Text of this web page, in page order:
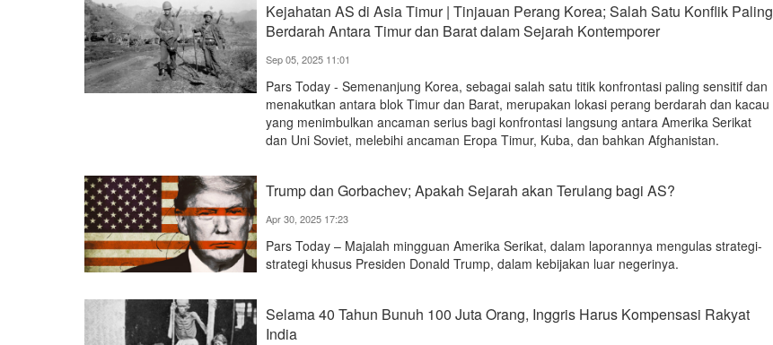
Kejahatan AS di Asia Timur | Tinjauan Perang Korea; Salah Satu Konflik Paling
Berdarah Antara Timur dan Barat dalam Sejarah Kontemporer
Sep 05, 2025 11:01
Pars Today - Semenanjung Korea, sebagai salah satu titik konfrontasi paling sensitif dan
menakutkan antara blok Timur dan Barat, merupakan lokasi perang berdarah dan kacau
yang menimbulkan ancaman serius bagi konfrontasi langsung antara Amerika Serikat
dan Uni Soviet, melebihi ancaman Eropa Timur, Kuba, dan bahkan Afghanistan.
Trump dan Gorbachev; Apakah Sejarah akan Terulang bagi AS?
Apr 30, 2025 17:23
Pars Today – Majalah mingguan Amerika Serikat, dalam laporannya mengulas strategi-
strategi khusus Presiden Donald Trump, dalam kebijakan luar negerinya.
Selama 40 Tahun Bunuh 100 Juta Orang, Inggris Harus Kompensasi Rakyat
India